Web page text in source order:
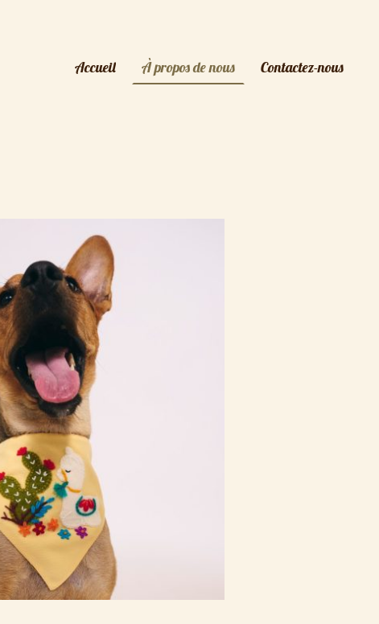
Accueil À propos de nous Contactez-nous